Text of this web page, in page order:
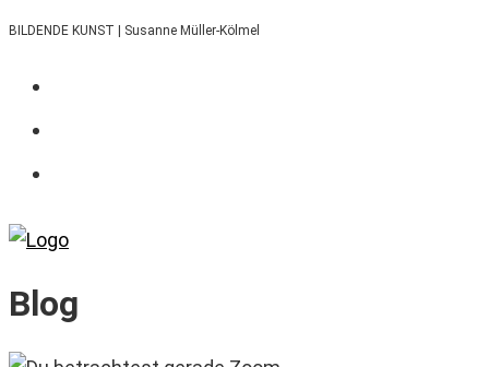
Zum
springen
BILDENDE KUNST | Susanne Müller-Kölmel
Blog